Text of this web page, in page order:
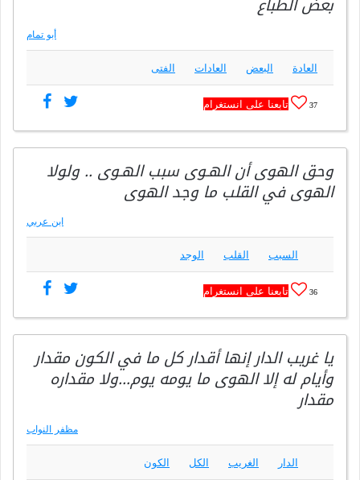
أبو تمام
العادة البعض العادات الفتى
37 تابعنا على انستغرام
وحق الهوى أن الهـوى سبب الهـوى .. ولولا
الهوى في القلب ما وجد الهوى
ابن عربي
السبب القلب الوجد
36 تابعنا على انستغرام
يا غريب الدار إنها أقدار كل ما في الكون مقدار
وأيام له إلا الهوى ما يومه يوم…ولا مقداره
مقدار
مظفر النواب
الدار الغريب الكل الكون